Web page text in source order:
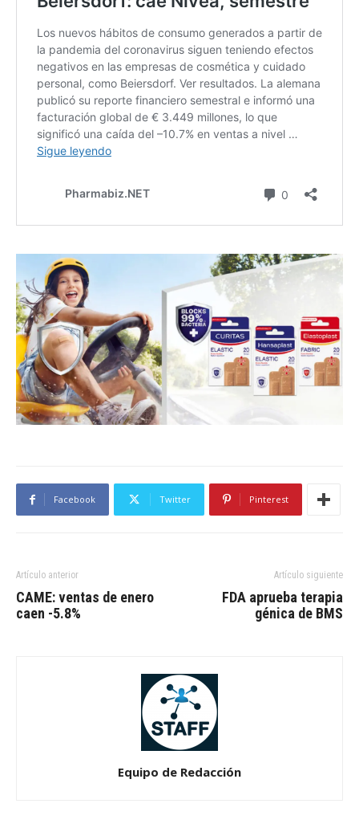
Facebook Twitter Pinterest
Artículo anterior
CAME: ventas de enero
caen -5.8%
Artículo siguiente
FDA aprueba terapia
génica de BMS
Equipo de Redacción